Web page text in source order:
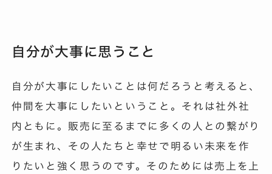
自分が大事に思うこと
自分が大事にしたいことは何だろうと考えると、
仲間を大事にしたいということ。それは社外社
内ともに。販売に至るまでに多くの人との繋がり
が生まれ、その人たちと幸せで明るい未来を作
りたいと強く思うのです。そのためには売上を上